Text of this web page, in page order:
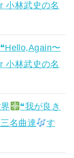
小林武史の名
〜
小林武史の名
❝我が良き
名曲達
す